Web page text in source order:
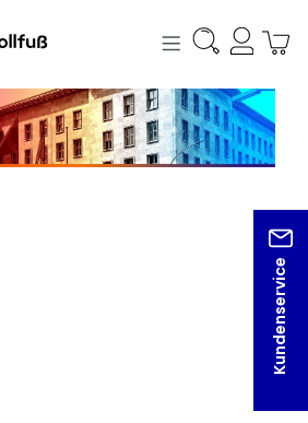
Kundenservice